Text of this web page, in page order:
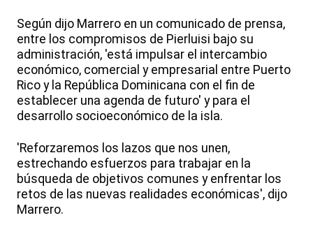
Según dijo Marrero en un comunicado de prensa,
entre los compromisos de Pierluisi bajo su
administración, 'está impulsar el intercambio
económico, comercial y empresarial entre Puerto
Rico y la República Dominicana con el fin de
establecer una agenda de futuro' y para el
desarrollo socioeconómico de la isla.
'Reforzaremos los lazos que nos unen,
estrechando esfuerzos para trabajar en la
búsqueda de objetivos comunes y enfrentar los
retos de las nuevas realidades económicas', dijo
Marrero.